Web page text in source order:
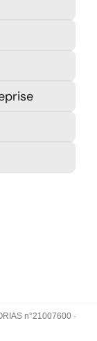
n°21007600 ·